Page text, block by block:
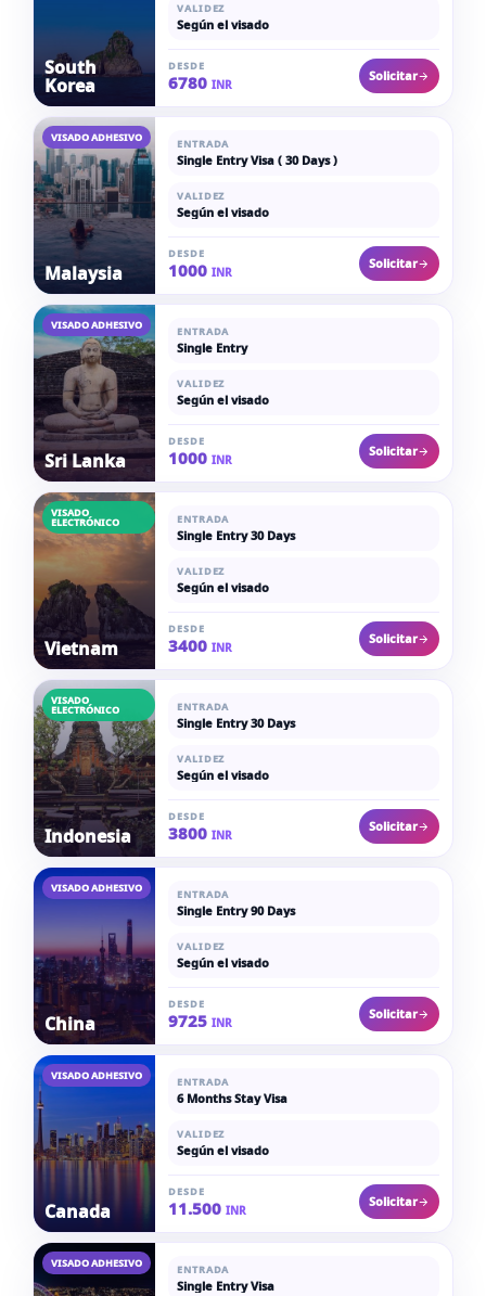
South
Korea
VALIDEZ
Según el visado
DESDE
6780 INR
Solicitar
VISADO ADHESIVO
Malaysia
ENTRADA
Single Entry Visa ( 30 Days )
VALIDEZ
Según el visado
DESDE
1000 INR
Solicitar
VISADO ADHESIVO
Sri Lanka
ENTRADA
Single Entry
VALIDEZ
Según el visado
DESDE
1000 INR
Solicitar
VISADO
ELECTRÓNICO
Vietnam
ENTRADA
Single Entry 30 Days
VALIDEZ
Según el visado
DESDE
3400 INR
Solicitar
VISADO
ELECTRÓNICO
Indonesia
ENTRADA
Single Entry 30 Days
VALIDEZ
Según el visado
DESDE
3800 INR
Solicitar
VISADO ADHESIVO
China
ENTRADA
Single Entry 90 Days
VALIDEZ
Según el visado
DESDE
9725 INR
Solicitar
VISADO ADHESIVO
Canada
ENTRADA
6 Months Stay Visa
VALIDEZ
Según el visado
DESDE
11.500 INR
Solicitar
VISADO ADHESIVO ENTRADA
Single Entry Visa